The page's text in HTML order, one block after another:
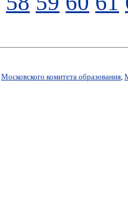
Московского комитета образования,